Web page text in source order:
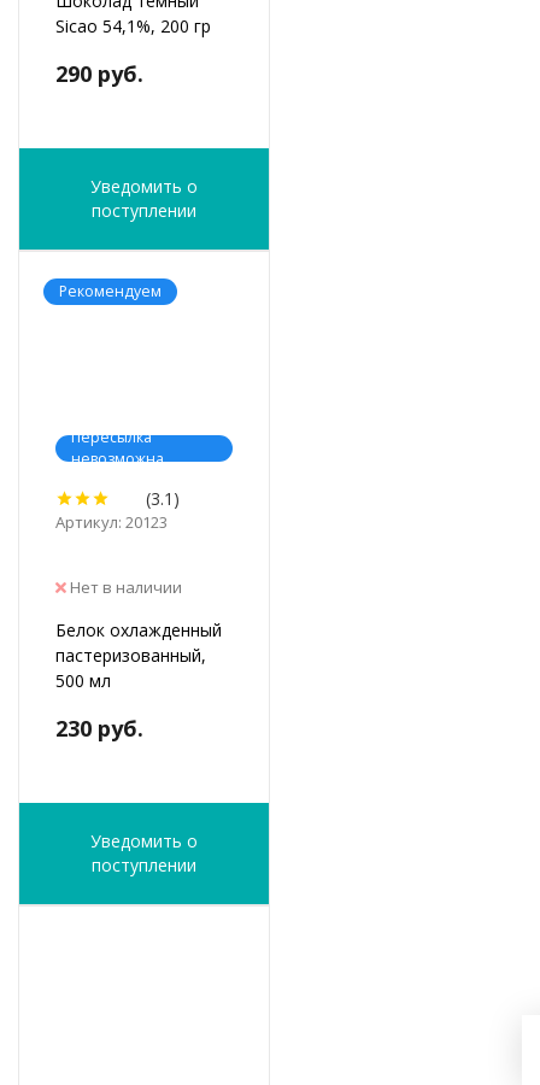
Sicao 54,1%, 200 гр
290 руб.
Уведомить о
поступлении
Рекомендуем
Пересылка
невозможна
(3.1)
Артикул: 20123
Нет в наличии
Белок охлажденный
пастеризованный,
500 мл
230 руб.
Уведомить о
поступлении